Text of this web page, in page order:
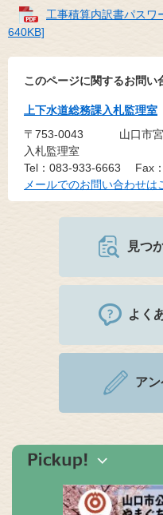
工事積算内訳書パスワ
640KB]
このページに関するお問い
上下水道総務課入札監理室
〒753-0043
山口市
入札監理室
Tel：083-933-6663
Fax
メールでのお問い合わせは
見つ
よく
ア